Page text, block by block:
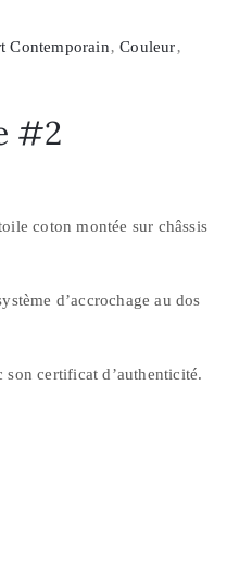
Contemporain‚Couleur‚
#2
coton montée sur châssis
d’accrochage au dos
certificat d’authenticité.